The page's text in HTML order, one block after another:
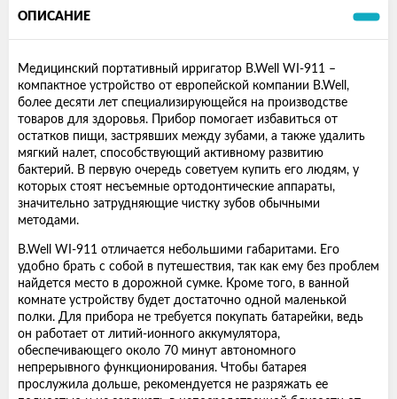
ОПИСАНИЕ
Медицинский портативный ирригатор B.Well WI-911 –
компактное устройство от европейской компании B.Well,
более десяти лет специализирующейся на производстве
товаров для здоровья. Прибор помогает избавиться от
остатков пищи, застрявших между зубами, а также удалить
мягкий налет, способствующий активному развитию
бактерий. В первую очередь советуем купить его людям, у
которых стоят несъемные ортодонтические аппараты,
значительно затрудняющие чистку зубов обычными
методами.
B.Well WI-911 отличается небольшими габаритами. Его
удобно брать с собой в путешествия, так как ему без проблем
найдется место в дорожной сумке. Кроме того, в ванной
комнате устройству будет достаточно одной маленькой
полки. Для прибора не требуется покупать батарейки, ведь
он работает от литий-ионного аккумулятора,
обеспечивающего около 70 минут автономного
непрерывного функционирования. Чтобы батарея
прослужила дольше, рекомендуется не разряжать ее